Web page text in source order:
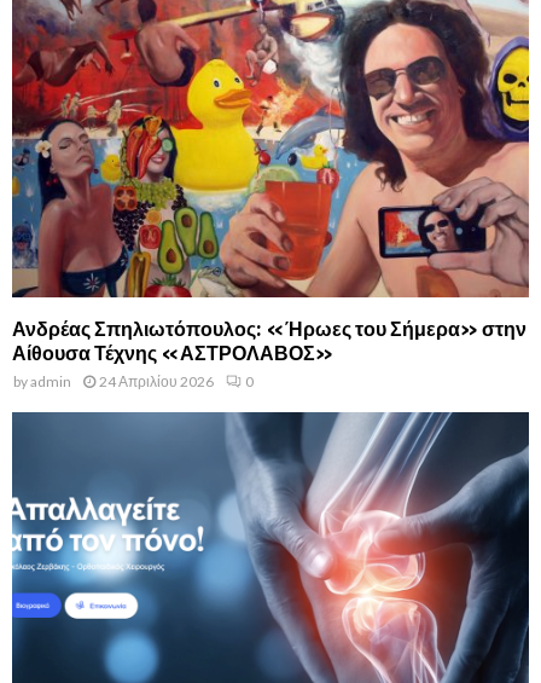
Ανδρέας Σπηλιωτόπουλος: «Ήρωες του Σήμερα» στην
Αίθουσα Τέχνης «ΑΣΤΡΟΛΑΒΟΣ»
byadmin 24 Απριλίου 2026 0